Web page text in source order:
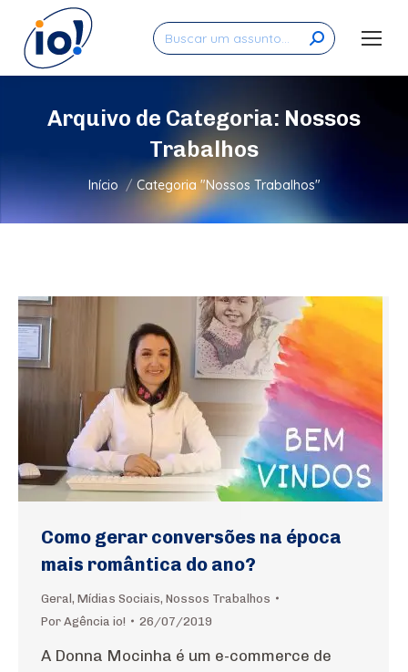
Search:
Arquivo de Categoria: Nossos
Trabalhos
Você está aqui:
Início Categoria "Nossos Trabalhos"
Como gerar conversões na época
mais romântica do ano?
Geral , Mídias Sociais, Nossos Trabalhos
Por Agência io! 26/07/2019
A Donna Mocinha é um e-commerce de